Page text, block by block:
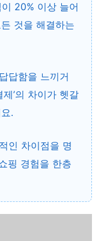
20% 이상 늘어
것을 해결하는
답함을 느끼거
제’의 차이가 헷갈
.
인 차이점을 명
핑 경험을 한층